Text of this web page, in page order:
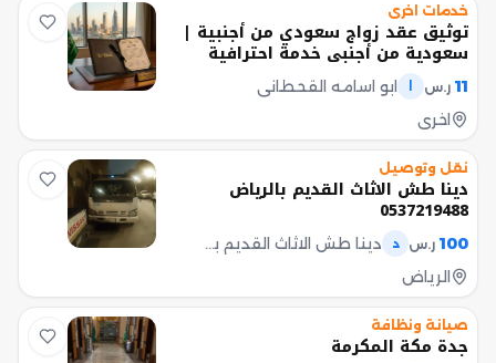
خدمات اخرى
توثيق عقد زواج سعودي من أجنبية |
سعودية من أجنبي خدمة احترافية
وسريعة في إنهاء إجراءات توثيق عقد
الزواج توثيق عقد زواج سعودي من
أجنبية توثيق عقد زواج سعودية من
أجنبي متابعة كاملة للمعاملة حتى صدور
عقد الزواج الرسمي بإذن الله. خدماتنا
تشمل - مراجعة المستندات والمتطلبات
النظامية. - متابعة إجراءات التوثيق لدى
الجهات المختصة. - حجز المواعيد اللازمة
عند الحاجة. - إصدار عقد الزواج
الإلكتروني بعد اكتمال الإجراءات. -
متابعة خاصة للحالات داخل المملكة
وخارجها. لماذا تختارنا؟ - سرعة في
الإنجاز والمتا
11 ر.س
ابو اسامه القحطاني
اخرى
نقل وتوصيل
دينا طش الاثاث القديم بالرياض
0537219488
100 ر.س د
دينا طش الاثاث القديم بالرياض 0537219488
الرياض
صيانة ونظافة
جدة مكة المكرمة